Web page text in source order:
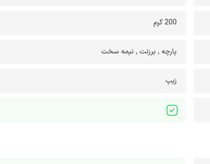
200 گرم
پارچه , برزنت , نیمه سخت
زیپ